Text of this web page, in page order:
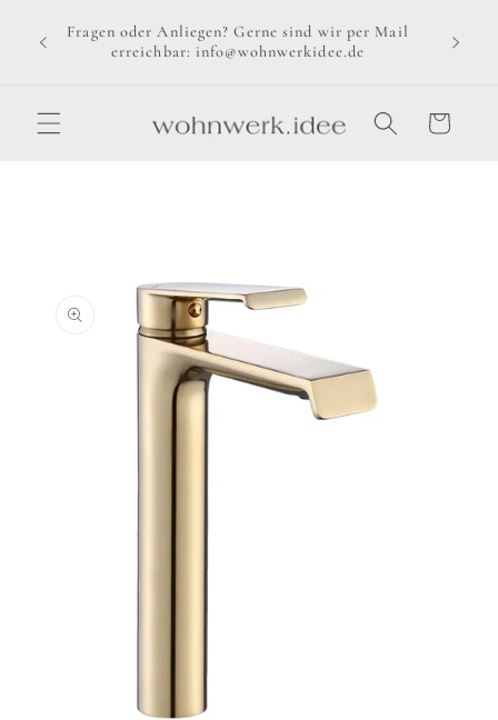
zum
Inhalt
Fragen oder Anliegen? Gerne sind wir per Mail
erreichbar: info@wohnwerkidee.de
Warenkorb